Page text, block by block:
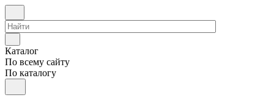
Каталог
По всему сайту
По каталогу